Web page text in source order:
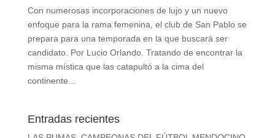
Con numerosas incorporaciones de lujo y un nuevo
enfoque para la rama femenina, el club de San Pablo se
prepara para una temporada en la que buscará ser
candidato. Por Lucio Orlando. Tratando de encontrar la
misma mística que las catapultó a la cima del
continente...
Entradas recientes